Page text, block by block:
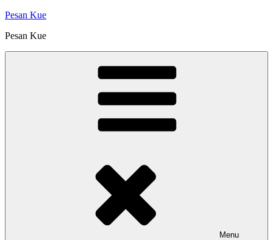
Skip
content
Pesan Kue
Pesan Kue
Menu